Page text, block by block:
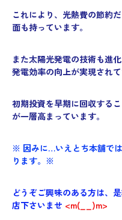
これにより、光熱費の節約
面も持っています。
また太陽光発電の技術も進
発電効率の向上が実現されて
初期投資を早期に回収する
が一層高まっています。
※ 因みに…いえとち本舗で
ります。※
どうぞご興味のある方は、
店下さいませ <m(__)m>